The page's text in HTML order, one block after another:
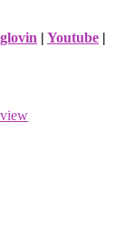
| Youtube |